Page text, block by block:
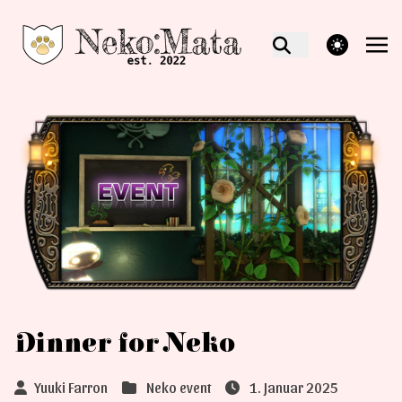
theme switcher
Dinner for Neko
Yuuki Farron Neko event 1. Januar 2025